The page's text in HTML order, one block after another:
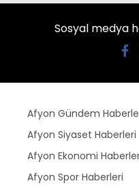
Sosyal medya
Afyon Gündem
Afyon Siyaset Haberleri
Afyon Ekonomi
Afyon Spor Haberleri